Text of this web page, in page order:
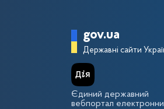
Головна
gov.ua
Державні сайти
Єдиний державний
вебпортал